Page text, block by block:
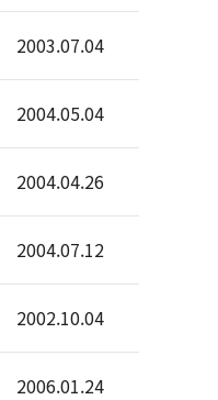
2003.07.04
2004.05.04
2004.04.26
2004.07.12
2002.10.04
2006.01.24